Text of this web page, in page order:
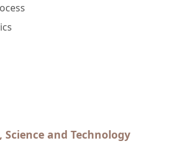
and Technology